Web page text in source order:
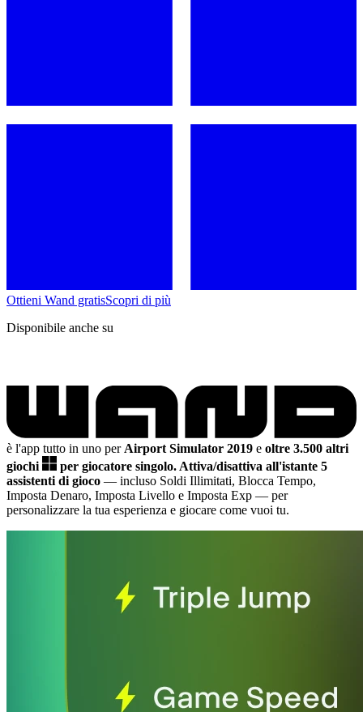
Ottieni Wand gratisScopri di più
Disponibile anche su
è l'app tutto in uno per Airport Simulator 2019 e oltre 3.500 altri
giochi
per giocatore singolo. Attiva/disattiva all'istante 5
assistenti di gioco — incluso Soldi Illimitati, Blocca Tempo,
Imposta Denaro, Imposta Livello e Imposta Exp — per
personalizzare la tua esperienza e giocare come vuoi tu.